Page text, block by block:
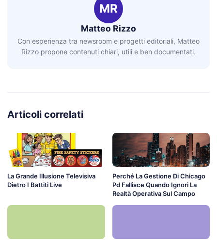
MR
Matteo Rizzo
Con esperienza tra newsroom e progetti editoriali, Matteo
Rizzo propone contenuti chiari, utili e ben documentati.
Articoli correlati
La Grande Illusione Televisiva
Dietro I Battiti Live
Perché La Gestione Di Chicago
Pd Fallisce Quando Ignori La
Realtà Operativa Sul Campo